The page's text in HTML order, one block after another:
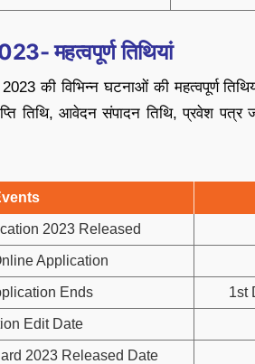
महत्वपूर्ण तिथियां
2023 की विभिन्न घटनाओं की महत्वपूर्ण
तिथि, आवेदन संपादन तिथि, प्रवेश पत्र
2023 Released
Application
Ends 1st
Edit Date
2023 Released Date